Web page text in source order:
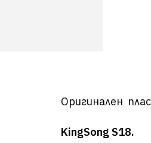
Оригинален
KingSong S18.